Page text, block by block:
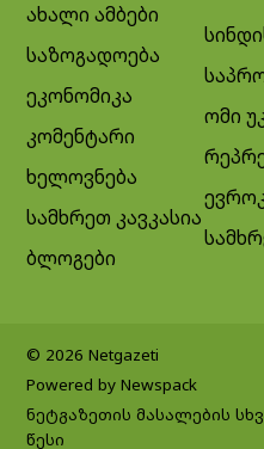
ახალი ამბები
საზოგადოება
ეკონომიკა
კომენტარი
ხელოვნება
სამხრეთ კავკასია
ბლოგები
ომი
© 2026 Netgazeti
Powered by Newspack
ნეტგაზეთის მასალების
წესი